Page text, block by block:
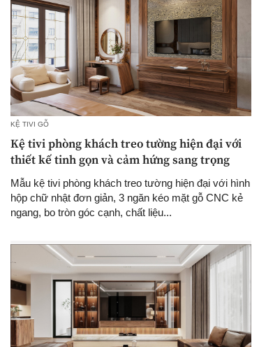
KỆ TIVI GỖ
Kệ tivi phòng khách treo tường hiện đại với
thiết kế tinh gọn và cảm hứng sang trọng
Mẫu kệ tivi phòng khách treo tường hiện đại với hình
hộp chữ nhật đơn giản, 3 ngăn kéo mặt gỗ CNC kẻ
ngang, bo tròn góc cạnh, chất liệu...